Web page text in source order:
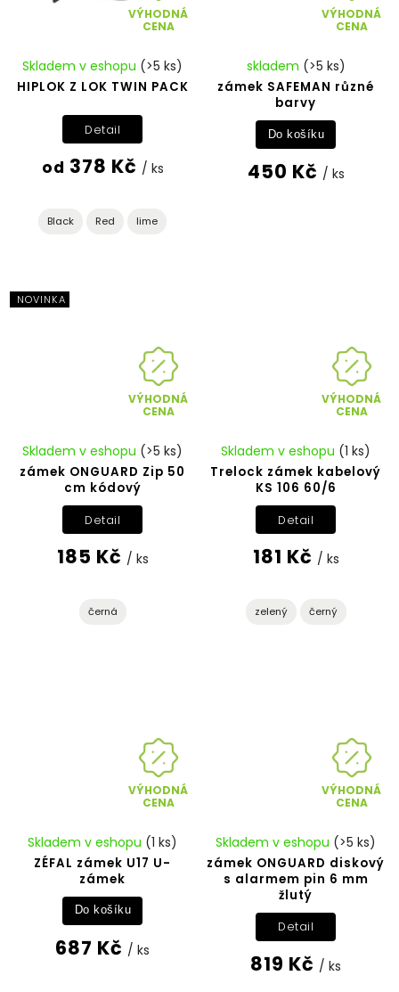
VÝHODNÁ
CENA
HIPLOK Z LOK TWIN PACK
Skladem v eshopu (>5 ks)
od 378 Kč / ks
Detail
Black Red lime
VÝHODNÁ
CENA
zámek SAFEMAN různé
barvy
skladem (>5 ks)
450 Kč / ks
Do košíku
NOVINKA
VÝHODNÁ
CENA
zámek ONGUARD Zip 50
cm kódový
Skladem v eshopu (>5 ks)
185 Kč / ks
Detail
černá
VÝHODNÁ
CENA
Trelock zámek kabelový
KS 106 60/6
Skladem v eshopu (1 ks)
181 Kč / ks
Detail
zelený černý
VÝHODNÁ
CENA
ZÉFAL zámek U17 U-
zámek
Skladem v eshopu (1 ks)
687 Kč / ks
Do košíku
VÝHODNÁ
CENA
zámek ONGUARD diskový
s alarmem pin 6 mm
žlutý
Skladem v eshopu (>5 ks)
819 Kč / ks
Detail